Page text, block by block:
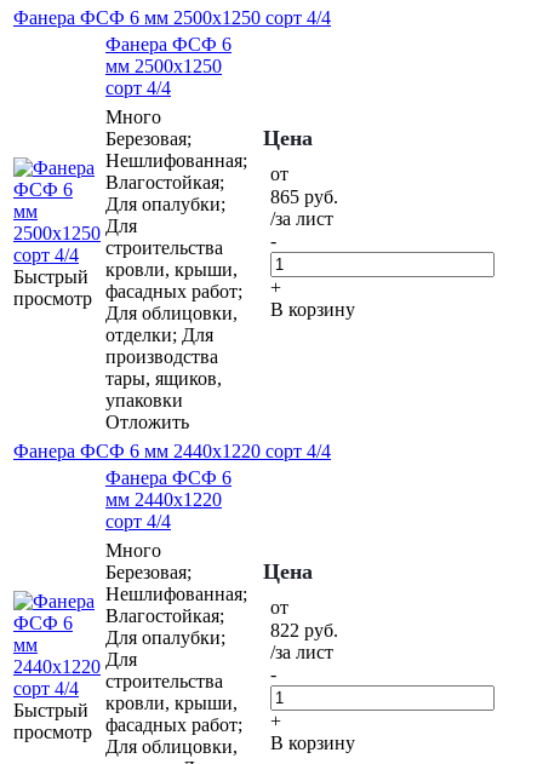
Фанера ФСФ 6 мм 2500х1250 сорт 4/4
Быстрый
просмотр
Фанера ФСФ 6
мм 2500х1250
сорт 4/4
Много
Березовая;
Нешлифованная;
Влагостойкая;
Для опалубки;
Для
строительства
кровли, крыши,
фасадных работ;
Для облицовки,
отделки; Для
производства
тары, ящиков,
упаковки
Отложить
Цена
от
865 руб.
/за лист
-
+
В корзину
Фанера ФСФ 6 мм 2440х1220 сорт 4/4
Быстрый
просмотр
Фанера ФСФ 6
мм 2440х1220
сорт 4/4
Много
Березовая;
Нешлифованная;
Влагостойкая;
Для опалубки;
Для
строительства
кровли, крыши,
фасадных работ;
Для облицовки,
Цена
от
822 руб.
/за лист
-
+
В корзину